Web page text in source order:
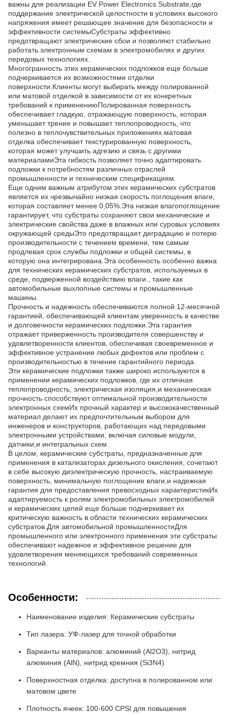
важны для реализации EV Power Electronics Substrate,где
поддержание электрической целостности в условиях высокого
напряжения имеет решающее значение для безопасности и
эффективности системыСубстраты эффективно
предотвращают электрические сбои и позволяют стабильно
работать электронным схемам в электромобилях и других
передовых технологиях.
Многогранность этих керамических подложков еще больше
подчеркивается их возможностями отделки
поверхности.Клиенты могут выбирать между полированной
или матовой отделкой в зависимости от их конкретных
требований к применениюПолированная поверхность
обеспечивает гладкую, отражающую поверхность, которая
уменьшает трение и повышает теплопроводность, что
полезно в теплочувствительных приложениях.матовая
отделка обеспечивает текстурированную поверхность,
которая может улучшить адгезию и связь с другими
материаламиЭта гибкость позволяет точно адаптировать
подложки к потребностям различных отраслей
промышленности и техническим спецификациям.
Еще одним важным атрибутом этих керамических субстратов
является их чрезвычайно низкая скорость поглощения влаги,
которая составляет менее 0,05%.Эта низкая влагопоглощение
гарантирует, что субстраты сохраняют свои механические и
электрические свойства даже в влажных или суровых условиях
окружающей средыЭто предотвращает деградацию и потерю
производительности с течением времени, тем самым
продлевая срок службы подложки и общей системы, в
которую она интегрирована.Эта особенность особенно важна
для технических керамических субстратов, используемых в
среде, подверженной воздействию влаги., такие как
автомобильные выхлопные системы и промышленные
машины.
Прочность и надежность обеспечиваются полной 12-месячной
гарантией, обеспечивающей клиентам уверенность в качестве
и долговечности керамических подложки.Эта гарантия
отражает приверженность производителя совершенству и
удовлетворенности клиентов, обеспечивая своевременное и
эффективное устранение любых дефектов или проблем с
производительностью в течение гарантийного периода.
Эти керамические подложки также широко используются в
применении керамических подложков, где их отличная
теплопроводность, электрическая изоляция,и механическая
прочность способствуют оптимальной производительности
электронных схемИх прочный характер и высококачественный
материал делают их предпочтительным выбором для
инженеров и конструкторов, работающих над передовыми
электронными устройствами, включая силовые модули,
датчики,и интегральных схем.
В целом, керамические субстраты, предназначенные для
применения в катализаторах дизельного окисления, сочетают
в себе высокую диэлектрическую прочность, настраиваемую
поверхность, минимальную поглощение влаги,и надежная
гарантия для предоставления превосходных характеристикИх
адаптируемость к ролям электромобильных электромобилей
и керамических цепей еще больше подчеркивает их
критическую важность в области технических керамических
субстратов.Для автомобильной промышленностиДля
промышленного или электронного применения эти субстраты
обеспечивают надежное и эффективное решение для
удовлетворения меняющихся требований современных
технологий.
Особенности:
Наименование изделия: Керамические субстраты
Тип лазера: УФ-лазер для точной обработки
Варианты материалов: алюминий (Al2O3), нитрид
алюминия (AlN), нитрид кремния (Si3N4)
Поверхностная отделка: доступна в полированном или
матовом цвете
Плотность ячеек: 100-600 CPSI для повышения